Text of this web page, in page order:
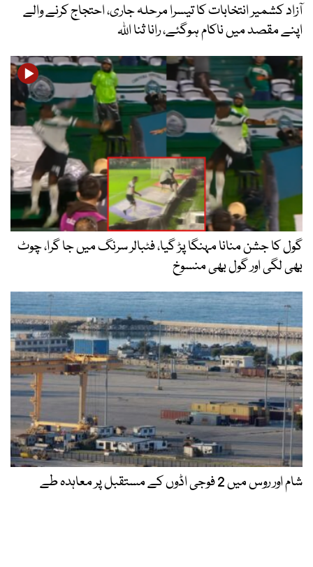
آزاد کشمیر انتخابات کا تیسرا مرحلہ جاری، احتجاج کرنے والے
اپنے مقصد میں ناکام ہوگئے، رانا ثنا اللہ
گول کا جشن منانا مہنگا پڑ گیا، فٹبالر سرنگ میں جا گرا، چوٹ
بھی لگی اور گول بھی منسوخ
شام اور روس میں 2 فوجی اڈوں کے مستقبل پر معاہدہ طے